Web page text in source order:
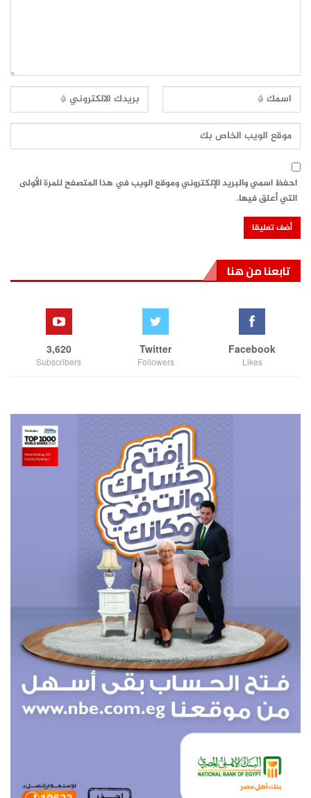
احفظ اسمي والبريد الإلكتروني وموقع الويب في هذا المتصفح للمرة الأولى
التي أعلق فيها.
تابعنا من هنا
Facebook
Likes
Twitter
Followers
3,620
Subscribers